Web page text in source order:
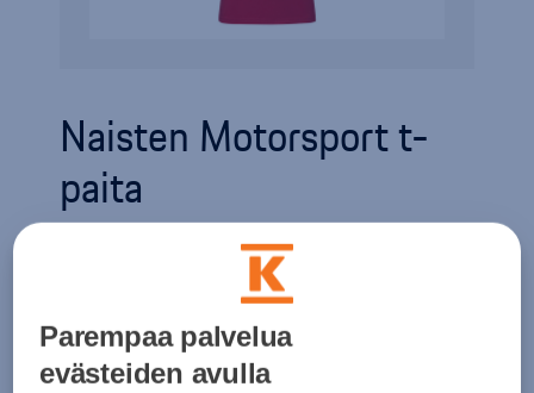
Naisten Motorsport t-
paita
Lyhythihainen T-paita “Porsche Motorsport” -
logolla. Punainen, pystysuora Porsche-logo
takana. 95% puuvillaa, 5% elastaania.
Parempaa palvelua
evästeiden avulla